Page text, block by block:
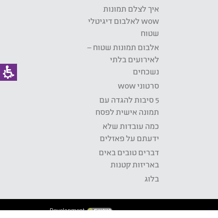
איך לצלם תמונות
wow לאלבום דיגיטלי
שטוח
אלבום תמונות שטוח –
לאירועים בלתי
נשכחים
סרטוני wow
5 סיבות להגדה עם
תמונה אישית לפסח
כמה עובדות שלא
ידעתם על פאזלים
דברים טובים באים
באריזות קטנות
בלוג
Development: